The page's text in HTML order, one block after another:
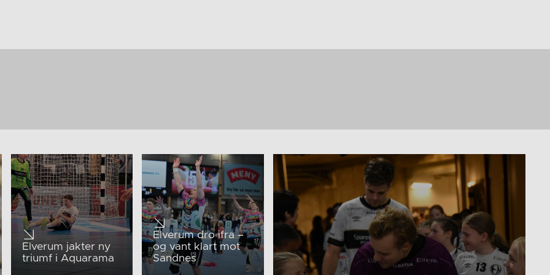
Elverum jakter ny
triumf i Aquarama
Elverum dro ifra –
og vant klart mot
Sandnes